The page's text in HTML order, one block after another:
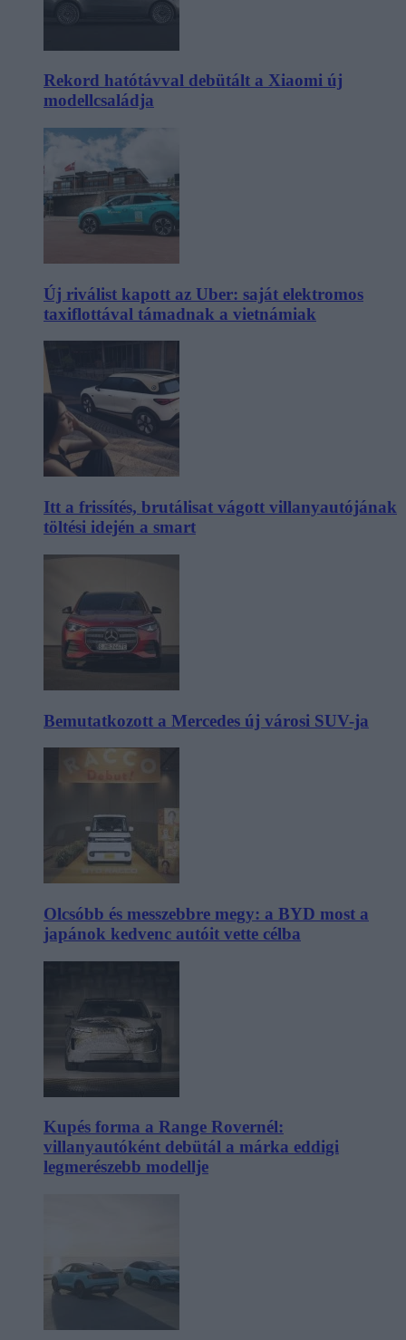
Rekord hatótávval debütált a Xiaomi új
modellcsaládja
Új riválist kapott az Uber: saját elektromos
taxiflottával támadnak a vietnámiak
Itt a frissítés, brutálisat vágott villanyautójának
töltési idején a smart
Bemutatkozott a Mercedes új városi SUV-ja
Olcsóbb és messzebbre megy: a BYD most a
japánok kedvenc autóit vette célba
Kupés forma a Range Rovernél:
villanyautóként debütál a márka eddigi
legmerészebb modellje